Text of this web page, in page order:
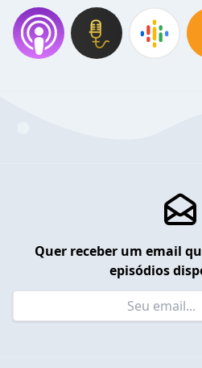
Quer receber um email
episódios